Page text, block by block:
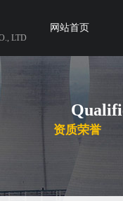
LTD
网站首页
资质荣誉